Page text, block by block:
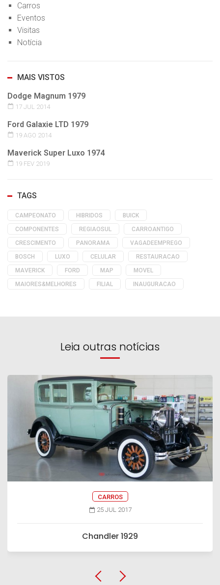
Carros
Eventos
Visitas
Notícia
MAIS VISTOS
Dodge Magnum 1979
17 JUL 2014
Ford Galaxie LTD 1979
19 AGO 2014
Maverick Super Luxo 1974
19 FEV 2019
TAGS
CAMPEONATO HIBRIDOS
BUICK
COMPONENTES
REGIAOSUL
CARROANTIGO
CRESCIMENTO
PANORAMA
VAGADEEMPREGO
BOSCH
LUXO CELULAR
RESTAURACAO
MAVERICK
FORD MAP
MOVEL
MAIORES&MELHORES
FILIAL INAUGURACAO
Leia outras notícias
CARROS
25 JUL 2017
Chandler 1929